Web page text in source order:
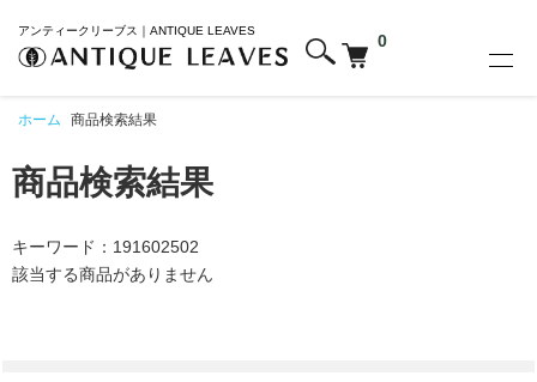
アンティークリーブス｜ANTIQUE LEAVES
0
ホーム 商品検索結果
商品検索結果
キーワード：191602502
該当する商品がありません